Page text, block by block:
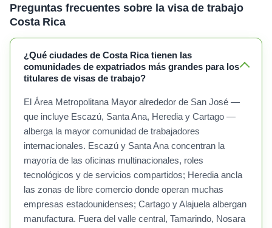
Preguntas frecuentes sobre la visa de trabajo
Costa Rica
¿Qué ciudades de Costa Rica tienen las
comunidades de expatriados más grandes para los
titulares de visas de trabajo?
El Área Metropolitana Mayor alrededor de San José —
que incluye Escazú, Santa Ana, Heredia y Cartago —
alberga la mayor comunidad de trabajadores
internacionales. Escazú y Santa Ana concentran la
mayoría de las oficinas multinacionales, roles
tecnológicos y de servicios compartidos; Heredia ancla
las zonas de libre comercio donde operan muchas
empresas estadounidenses; Cartago y Alajuela albergan
manufactura. Fuera del valle central, Tamarindo, Nosara